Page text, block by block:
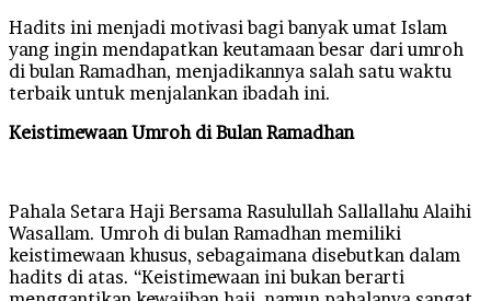
Hadits ini menjadi motivasi bagi banyak umat Islam
yang ingin mendapatkan keutamaan besar dari umroh
di bulan Ramadhan, menjadikannya salah satu waktu
terbaik untuk menjalankan ibadah ini.
Keistimewaan Umroh di Bulan Ramadhan
Pahala Setara Haji Bersama Rasulullah Sallallahu Alaihi
Wasallam. Umroh di bulan Ramadhan memiliki
keistimewaan khusus, sebagaimana disebutkan dalam
hadits di atas. “Keistimewaan ini bukan berarti